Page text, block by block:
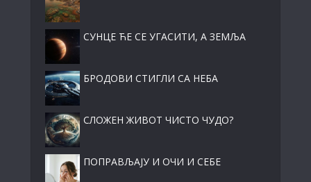
СУНЦЕ ЋЕ СЕ УГАСИТИ, А ЗЕМЉА
БРОДОВИ СТИГЛИ СА НЕБА
СЛОЖЕН ЖИВОТ ЧИСТО ЧУДО?
ПОПРАВЉАЈУ И ОЧИ И СЕБЕ